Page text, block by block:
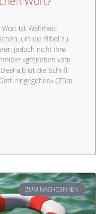
ist Wahrheit.
um die Bibel zu
jedoch nicht ihre
»getrieben vom
ist die Schrift
eingegeben« (2Tim
ZUM NACHDENKEN